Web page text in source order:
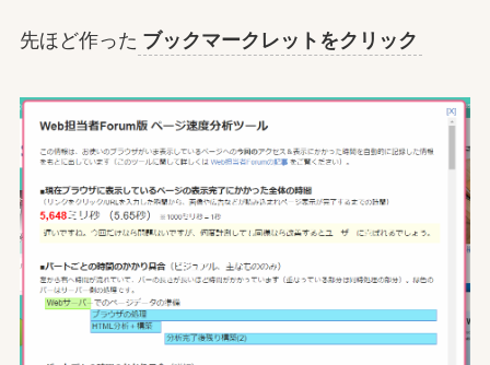
先ほど作った ブックマークレットをクリック